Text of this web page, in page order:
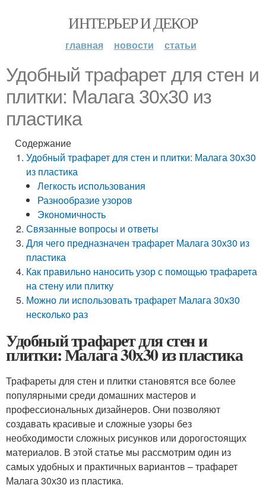
ИНТЕРЬЕР И ДЕКОР
главная новости статьи
Удобный трафарет для стен и
плитки: Малага 30х30 из
пластика
Содержание
Удобный трафарет для стен и плитки: Малага 30х30
из пластика
Легкость использования
Разнообразие узоров
Экономичность
Связанные вопросы и ответы
Для чего предназначен трафарет Малага 30х30 из
пластика
Как правильно наносить узор с помощью трафарета
на стену или плитку
Можно ли использовать трафарет Малага 30х30
несколько раз
Удобный трафарет для стен и
плитки: Малага 30х30 из пластика
Трафареты для стен и плитки становятся все более
популярными среди домашних мастеров и
профессиональных дизайнеров. Они позволяют
создавать красивые и сложные узоры без
необходимости сложных рисунков или дорогостоящих
материалов. В этой статье мы рассмотрим один из
самых удобных и практичных вариантов – трафарет
Малага 30х30 из пластика.